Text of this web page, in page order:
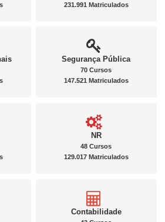
231.991 Matriculados
Segurança Pública
70 Cursos
147.521 Matriculados
NR
48 Cursos
129.017 Matriculados
Contabilidade